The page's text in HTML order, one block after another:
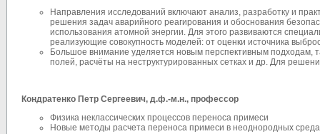
Направления исследований включают анализ, разработку и
решения задач аварийного реагирования и обоснования
использования атомной энергии. Для этого развиваются
реализующие совокупность моделей: от оценки источника
Большое внимание уделяется новым перспективным подходам,
полей, расчёты на неструктурированных сетках и др. Для
Кондратенко Петр Сергеевич, д.ф.-м.н., профессор
Физика неклассических процессов переноса примеси
Новые методы расчета переноса примеси в неоднородных